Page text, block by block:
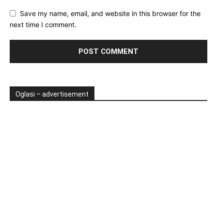
Save my name, email, and website in this browser for the
next time I comment.
Oglasi – advertisement